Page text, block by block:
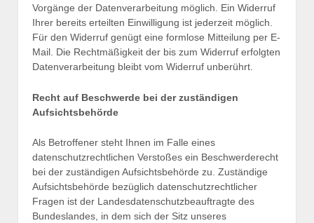
Vorgänge der Datenverarbeitung möglich. Ein Widerruf
Ihrer bereits erteilten Einwilligung ist jederzeit möglich.
Für den Widerruf genügt eine formlose Mitteilung per E-
Mail. Die Rechtmäßigkeit der bis zum Widerruf erfolgten
Datenverarbeitung bleibt vom Widerruf unberührt.
Recht auf Beschwerde bei der zuständigen
Aufsichtsbehörde
Als Betroffener steht Ihnen im Falle eines
datenschutzrechtlichen Verstoßes ein Beschwerderecht
bei der zuständigen Aufsichtsbehörde zu. Zuständige
Aufsichtsbehörde bezüglich datenschutzrechtlicher
Fragen ist der Landesdatenschutzbeauftragte des
Bundeslandes, in dem sich der Sitz unseres